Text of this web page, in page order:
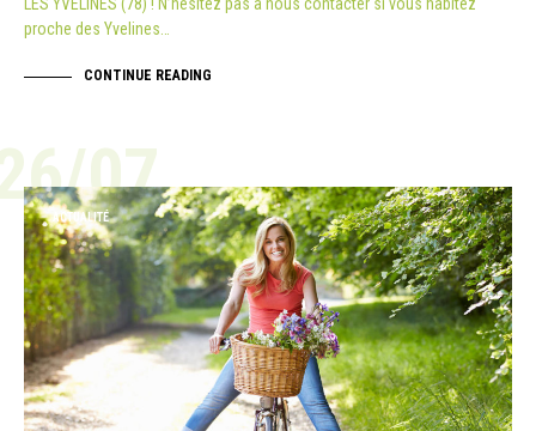
proche des Yvelines…
CONTINUE READING
07
ACTUALITÉ